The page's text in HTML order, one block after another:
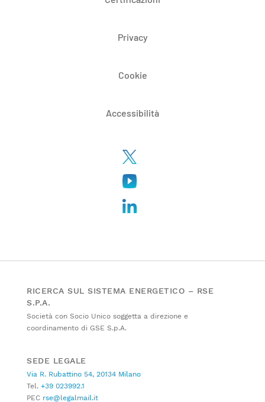
Privacy
Cookie
Accessibilità
RICERCA SUL SISTEMA ENERGETICO – RSE
S.P.A.
Società con Socio Unico soggetta a direzione e
coordinamento di GSE S.p.A.
SEDE LEGALE
Via R. Rubattino 54, 20134 Milano
Tel. +39 023992.1
PEC rse@legalmail.it